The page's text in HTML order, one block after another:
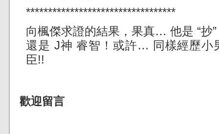
**********************************
向楓傑求證的結果，果真… 他是 “抄
還是 J神 睿智！或許… 同樣經歷
臣!!
歡迎留言